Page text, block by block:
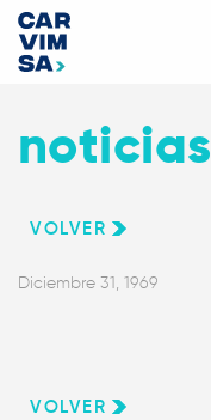
noticias
VOLVER
Diciembre 31, 1969
VOLVER